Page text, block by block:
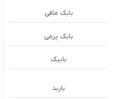
بابک مافی
بابک پرمی
بابیک
باربد